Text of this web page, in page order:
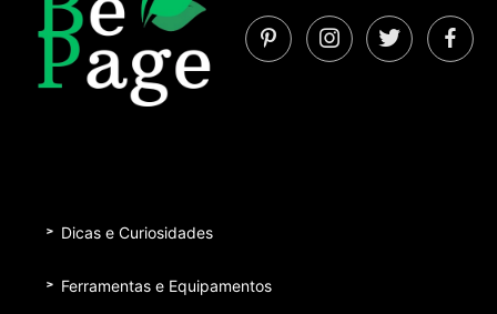
Dicas e Curiosidades
Ferramentas e Equipamentos